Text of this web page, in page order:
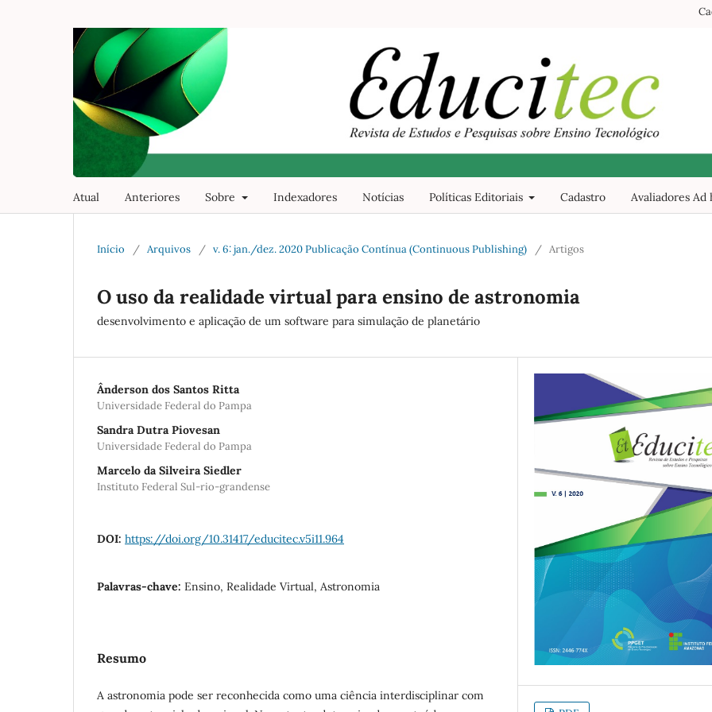
Atual Anteriores Sobre Indexadores Notícias Políticas Editoriais Cadastro Avaliadores Ad
Início / Arquivos / v. 6: jan./dez. 2020 Publicação Contínua (Continuous Publishing) / Artigos
O uso da realidade virtual para ensino de astronomia
desenvolvimento e aplicação de um software para simulação de planetário
Ânderson dos Santos Ritta
Universidade Federal do Pampa
Sandra Dutra Piovesan
Universidade Federal do Pampa
Marcelo da Silveira Siedler
Instituto Federal Sul-rio-grandense
DOI: https://doi.org/10.31417/educitec.v5i11.964
Palavras-chave: Ensino, Realidade Virtual, Astronomia
Resumo
A astronomia pode ser reconhecida como uma ciência interdisciplinar com